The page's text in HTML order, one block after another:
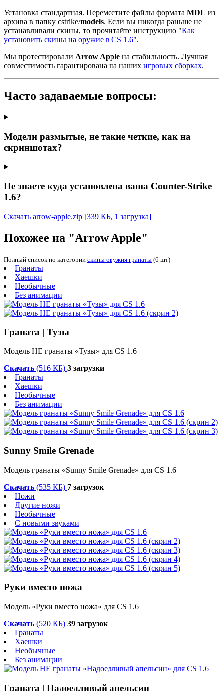
Установка стандартная. Переместите файлы формата MDL из
архива в папку cstrike/models. Если вы никогда раньше не
устанавливали скины, то прочитайте инструкцию "Как
установить скины на оружие в CS 1.6".
Мы протестировали Arrow Apple на стабильность. Лучшая
совместимость гарантирована на наших игровых сборках.
Часто задаваемые вопросы:
Модели размытые, не такие четкие, как на
скриншотах?
Не знаете куда установлена ваша Counter-Strike
1.6?
Скачать arrow-apple.zip [339 КБ, 1 загрузка]
Похожее на "Arrow Apple"
Полный список по категории скины оружия гранаты (6 шт)
Гранаты
Хаешки
Необычные
Без анимации
Граната | Тузы
Модель HE гранаты «Тузы» для CS 1.6
Скачать (516 КБ) 3 загрузки
Гранаты
Хаешки
Необычные
Без анимации
Sunny Smile Grenade
Модель гранаты «Sunny Smile Grenade» для CS 1.6
Скачать (535 КБ) 7 загрузок
Ножи
Другие ножи
Необычные
С новыми звуками
Руки вместо ножа
Модель «Руки вместо ножа» для CS 1.6
Скачать (520 КБ) 39 загрузок
Гранаты
Хаешки
Необычные
Без анимации
Граната | Надоедливый апельсин